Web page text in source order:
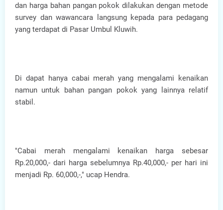
dan harga bahan pangan pokok dilakukan dengan metode
survey dan wawancara langsung kepada para pedagang
yang terdapat di Pasar Umbul Kluwih.
Di dapat hanya cabai merah yang mengalami kenaikan
namun untuk bahan pangan pokok yang lainnya relatif
stabil.
"Cabai merah mengalami kenaikan harga sebesar
Rp.20,000,- dari harga sebelumnya Rp.40,000,- per hari ini
menjadi Rp. 60,000,-," ucap Hendra.